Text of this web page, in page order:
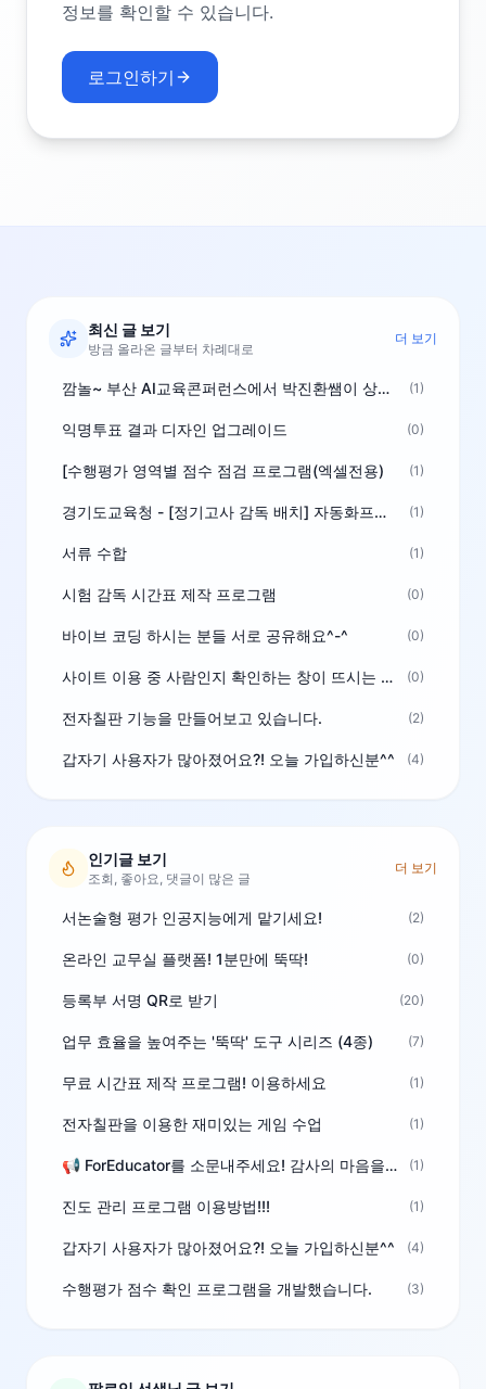
정보를 확인할 수 있습니다.
로그인하기
최신 글 보기
방금 올라온 글부터 차례대로
더 보기
깜놀~ 부산 AI교육콘퍼런스에서 박진환쌤이 상받으려 나오셨네요~ ^^ (1)
익명투표 결과 디자인 업그레이드 (0)
[수행평가 영역별 점수 점검 프로그램(엑셀전용) (1)
경기도교육청 - [정기고사 감독 배치] 자동화프로그램 보급 (1)
서류 수합 (1)
시험 감독 시간표 제작 프로그램 (0)
바이브 코딩 하시는 분들 서로 공유해요^-^ (0)
사이트 이용 중 사람인지 확인하는 창이 뜨시는 분은 알려주세요 (0)
전자칠판 기능을 만들어보고 있습니다. (2)
갑자기 사용자가 많아졌어요?! 오늘 가입하신분^^ (4)
인기글 보기
조회, 좋아요, 댓글이 많은 글
더 보기
서논술형 평가 인공지능에게 맡기세요! (2)
온라인 교무실 플랫폼! 1분만에 뚝딱! (0)
등록부 서명 QR로 받기 (20)
업무 효율을 높여주는 '뚝딱' 도구 시리즈 (4종) (7)
무료 시간표 제작 프로그램! 이용하세요 (1)
전자칠판을 이용한 재미있는 게임 수업 (1)
📢 ForEducator를 소문내주세요! 감사의 마음을 담은 포인트 선물 (1)
진도 관리 프로그램 이용방법!!! (1)
갑자기 사용자가 많아졌어요?! 오늘 가입하신분^^ (4)
수행평가 점수 확인 프로그램을 개발했습니다. (3)